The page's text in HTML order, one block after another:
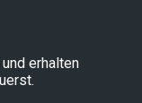
erhalten